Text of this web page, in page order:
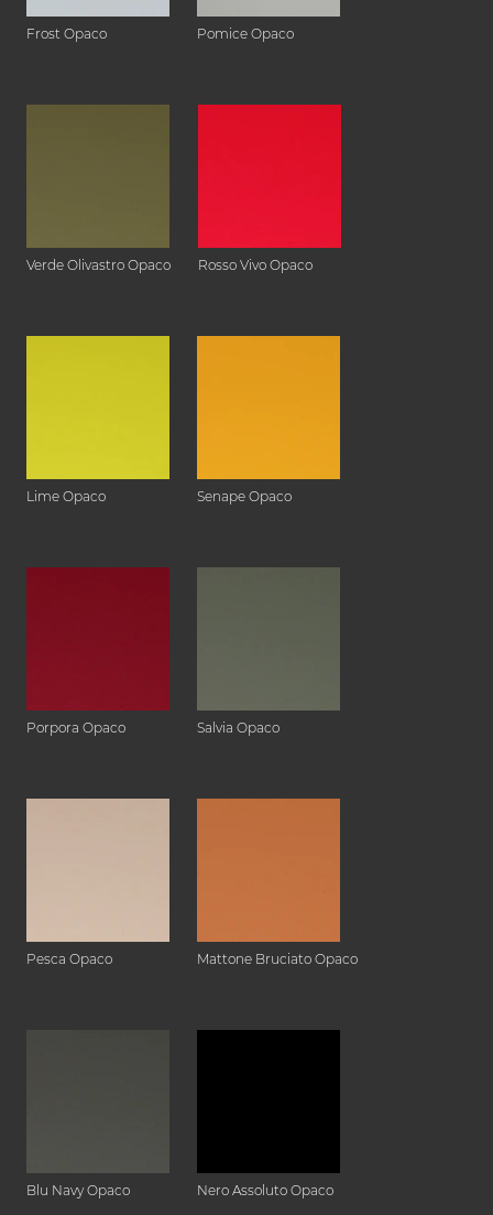
Frost Opaco Pomice Opaco
Verde Olivastro Opaco Rosso Vivo Opaco
Lime Opaco Senape Opaco
Porpora Opaco Salvia Opaco
Pesca Opaco Mattone Bruciato Opaco
Blu Navy Opaco Nero Assoluto Opaco